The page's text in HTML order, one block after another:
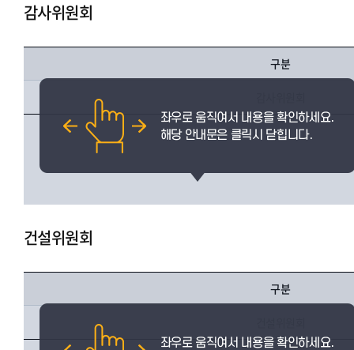
감사위원회
구분
건설위원회
구분